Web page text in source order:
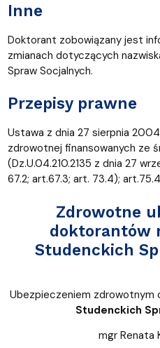
Inne
Doktorant zobowiązany jest
zmianach dotyczących
Spraw Socjalnych.
Przepisy prawne
Ustawa z dnia 27 sierpnia
zdrowotnej finansowanych ze
(Dz.U.04.210.2135 z dnia 27
67.2; art.67.3; art. 73.4);
Zdrowotne
doktorantów
Studenckich
Ubezpieczeniem zdrowotnym
Studenckich
mgr Renata